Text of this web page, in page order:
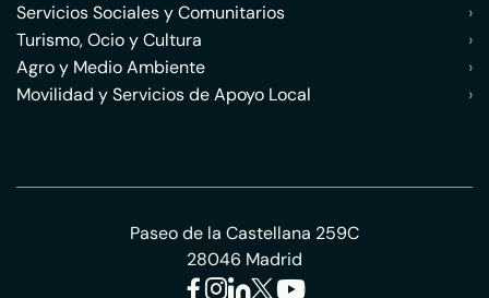
Servicios Sociales y Comunitarios
›
Turismo, Ocio y Cultura
›
Agro y Medio Ambiente
›
Movilidad y Servicios de Apoyo Local
›
Paseo de la Castellana 259C
28046 Madrid